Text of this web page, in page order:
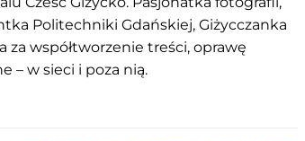
Politechniki Gdańskiej, Giżycczanka
współtworzenie treści, oprawę
– w sieci i poza nią.